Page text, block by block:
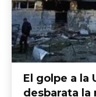
El golpe a la
desbarata la